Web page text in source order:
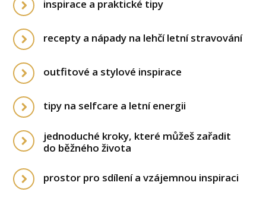
inspirace a praktické tipy
recepty a nápady na lehčí letní stravování
outfitové a stylové inspirace
tipy na selfcare a letní energii
jednoduché kroky, které můžeš zařadit
do běžného života
prostor pro sdílení a vzájemnou inspiraci